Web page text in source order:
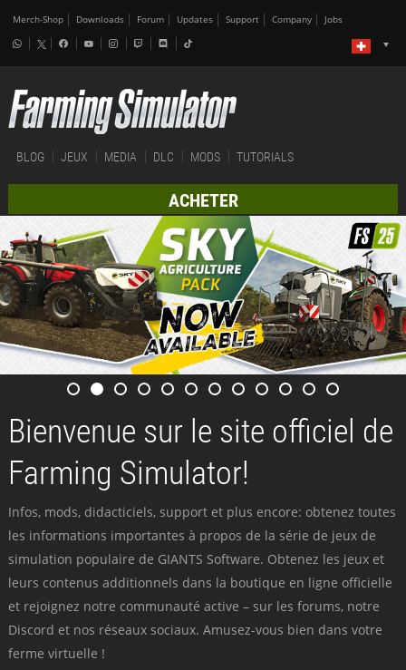
Merch-Shop Downloads Forum Updates Support Company Jobs
BLOG JEUX MEDIA DLC MODS TUTORIALS
ACHETER
Bienvenue sur le site officiel de
Farming Simulator!
Infos, mods, didacticiels, support et plus encore: obtenez toutes
les informations importantes à propos de la série de jeux de
simulation populaire de GIANTS Software. Obtenez les jeux et
leurs contenus additionnels dans la boutique en ligne officielle
et rejoignez notre communauté active – sur les forums, notre
Discord et nos réseaux sociaux. Amusez-vous bien dans votre
ferme virtuelle !